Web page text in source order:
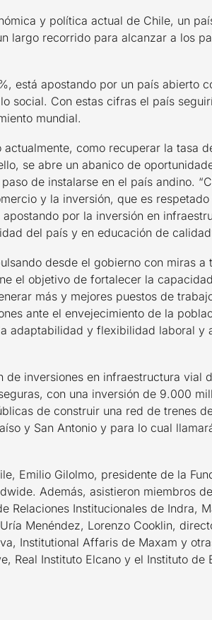
y política actual de Chile, un
largo recorrido para alcanzar a los
está apostando por un país abierto
social. Con estas cifras el país
mundial.
como recuperar la tasa
se abre un abanico de
de instalarse en el país andino.
y la inversión, que es
por la inversión en
del país y en educación de
desde el gobierno con miras a
el objetivo de fortalecer la
más y mejores puestos de
ante el envejecimiento de la
adaptabilidad y flexibilidad laboral y
inversiones en infraestructura vial
con una inversión de 9.000
de construir una red de trenes
y San Antonio y para lo cual
Emilio Gilolmo, presidente de la
Además, asistieron miembros
Relaciones Institucionales de Indra,
Menéndez, Lorenzo Cooklin,
Institutional Affaris de Maxam y
Real Instituto Elcano y el Instituto de